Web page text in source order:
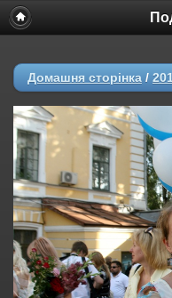
Домашня сторінка /